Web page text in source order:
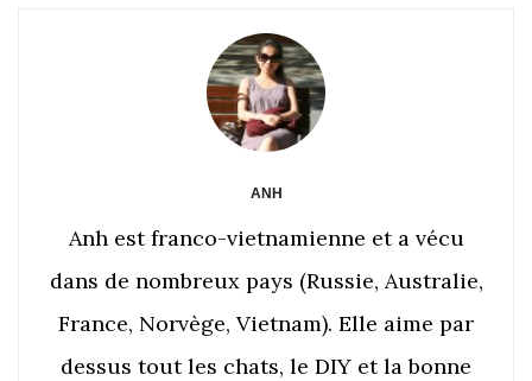
ANH
Anh est franco-vietnamienne et a vécu
dans de nombreux pays (Russie, Australie,
France, Norvège, Vietnam). Elle aime par
dessus tout les chats, le DIY et la bonne